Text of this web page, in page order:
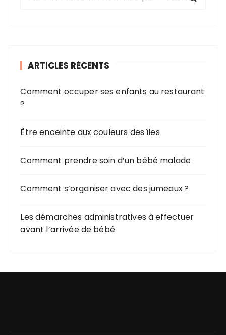
e
p
u
ARTICLES RÉCENTS
Comment occuper ses enfants au restaurant
?
Être enceinte aux couleurs des îles
Comment prendre soin d’un bébé malade
Comment s’organiser avec des jumeaux ?
Les démarches administratives à effectuer
avant l’arrivée de bébé